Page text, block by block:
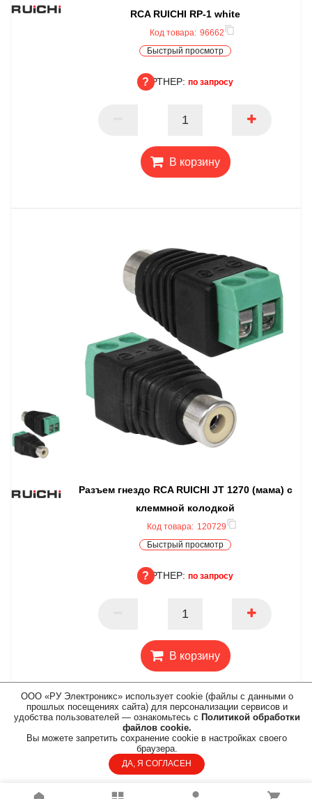
RCA RUICHI RP-1 white
Код товара: 96662
Быстрый просмотр
ПАРТНЕР: по запросу
В корзину
Разъем гнездо RCA RUICHI JT 1270 (мама) с
клеммной колодкой
Код товара: 120729
Быстрый просмотр
ПАРТНЕР: по запросу
В корзину
Быстрая доставка по всей
ООО «РУ Электроникс» использует cookie (файлы с данными о
прошлых посещениях сайта) для персонализации сервисов и
удобства пользователей — ознакомьтесь с Политикой обработки
файлов cookie.
Вы можете запретить сохранение cookie в настройках своего
браузера.
ДА, Я СОГЛАСЕН